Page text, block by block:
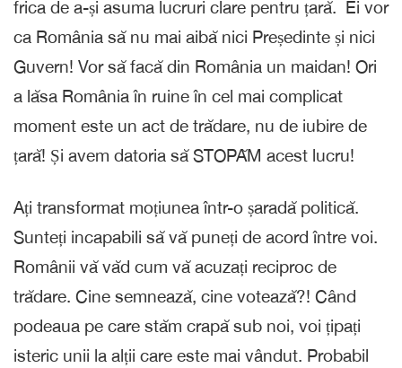
frica de a-și asuma lucruri clare pentru țară. Ei vor
ca România să nu mai aibă nici Președinte și nici
Guvern! Vor să facă din România un maidan! Ori
a lăsa România în ruine în cel mai complicat
moment este un act de trădare, nu de iubire de
țară! Și avem datoria să STOPĂM acest lucru!
Ați transformat moțiunea într-o șaradă politică.
Sunteți incapabili să vă puneți de acord între voi.
Românii vă văd cum vă acuzați reciproc de
trădare. Cine semnează, cine votează?! Când
podeaua pe care stăm crapă sub noi, voi țipați
isteric unii la alții care este mai vândut. Probabil